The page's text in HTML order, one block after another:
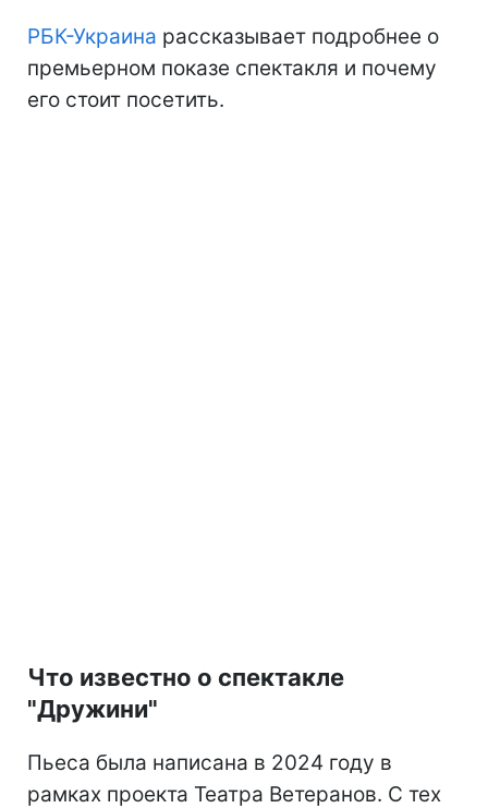
РБК-Украина рассказывает подробнее о
премьерном показе спектакля и почему
его стоит посетить.
Что известно о спектакле
"Дружини"
Пьеса была написана в 2024 году в
рамках проекта Театра Ветеранов. С тех